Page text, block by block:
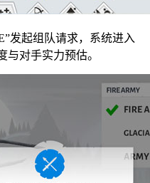
发起组队请求，系统进入
对手实力预估。